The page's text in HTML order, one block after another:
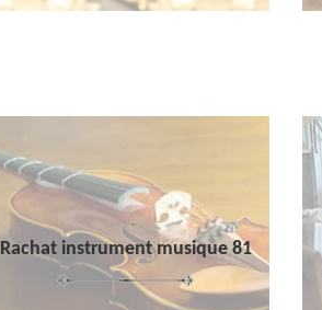
Rachat instrument musique 81